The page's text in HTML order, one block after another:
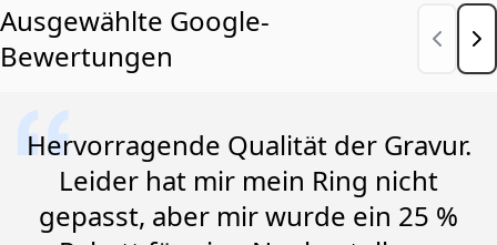
Ausgewählte Google-
Bewertungen
Hervorragende Qualität der Gravur.
Leider hat mir mein Ring nicht
gepasst, aber mir wurde ein 25 %